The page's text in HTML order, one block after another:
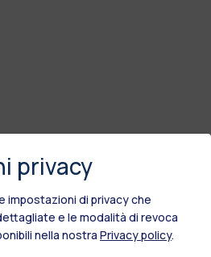
privacy
impostazioni di privacy che
e le modalità di revoca
nella nostra Privacy policy.